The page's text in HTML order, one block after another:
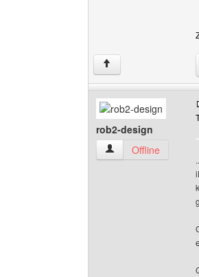
↑
rob2-design
rob2-design
Offline